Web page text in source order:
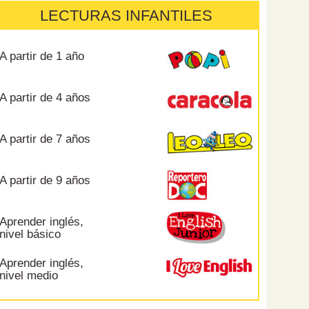
LECTURAS INFANTILES
A partir de 1 año
A partir de 4 años
A partir de 7 años
A partir de 9 años
Aprender inglés,
nivel básico
Aprender inglés,
nivel medio